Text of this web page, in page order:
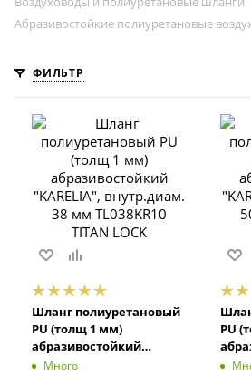
Абразивостойкие полиуретановые
ФИЛЬТР
Шланг полиуретановый
PU (толщ 1 мм)
абразивостойкий
"KARELIA", внутр.диам.
Много
PU